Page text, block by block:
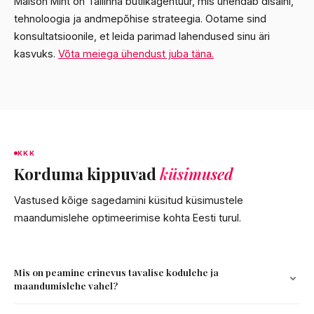
tehnoloogia ja andmepõhise strateegia. Ootame sind
konsultatsioonile, et leida parimad lahendused sinu äri
kasvuks. Võta meiega ühendust juba täna.
KKK
Korduma kippuvad küsimused
Vastused kõige sagedamini küsitud küsimustele
maandumislehe optimeerimise kohta Eesti turul.
Mis on peamine erinevus tavalise kodulehe ja
maandumislehe vahel?